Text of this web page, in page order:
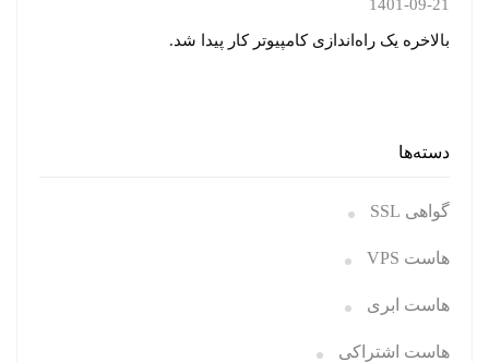
1401-09-21
بالاخره یک راه‌اندازی کامپیوتر کار پیدا شد.
دسته‌ها
گواهی SSL
هاست VPS
هاست ابری
هاست اشتراکی